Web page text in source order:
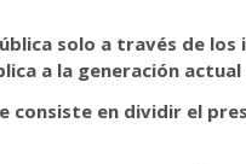
solo a través de
a la generación
consiste en dividir el